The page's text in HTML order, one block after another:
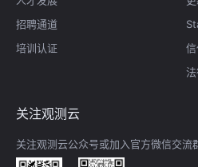
招聘通道
培训认证
关注观测云
关注观测云公众号或加入官方微信交流